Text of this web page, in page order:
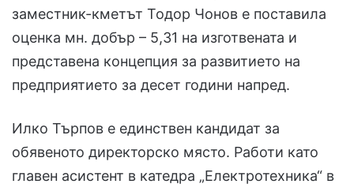
заместник-кметът Тодор Чонов е поставила
оценка мн. добър – 5,31 на изготвената и
представена концепция за развитието на
предприятието за десет години напред.
Илко Търпов е единствен кандидат за
обявеното директорско място. Работи като
главен асистент в катедра „Електротехника“ в